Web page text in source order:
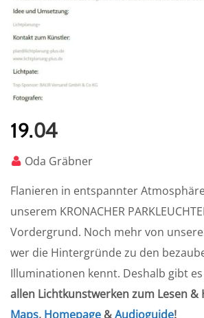
19.04
Oda Gräbner
Flanieren in entspannter
unserem KRONACHER
Vordergrund. Noch mehr von
wer die Hintergründe zu den
Illuminationen kennt. Deshalb gibt es
allen Lichtkunstwerken zum Lesen &
Maps, Homepage &Audioguide!